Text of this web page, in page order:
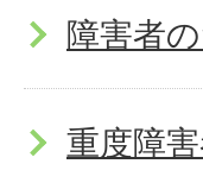
障害者
重度障